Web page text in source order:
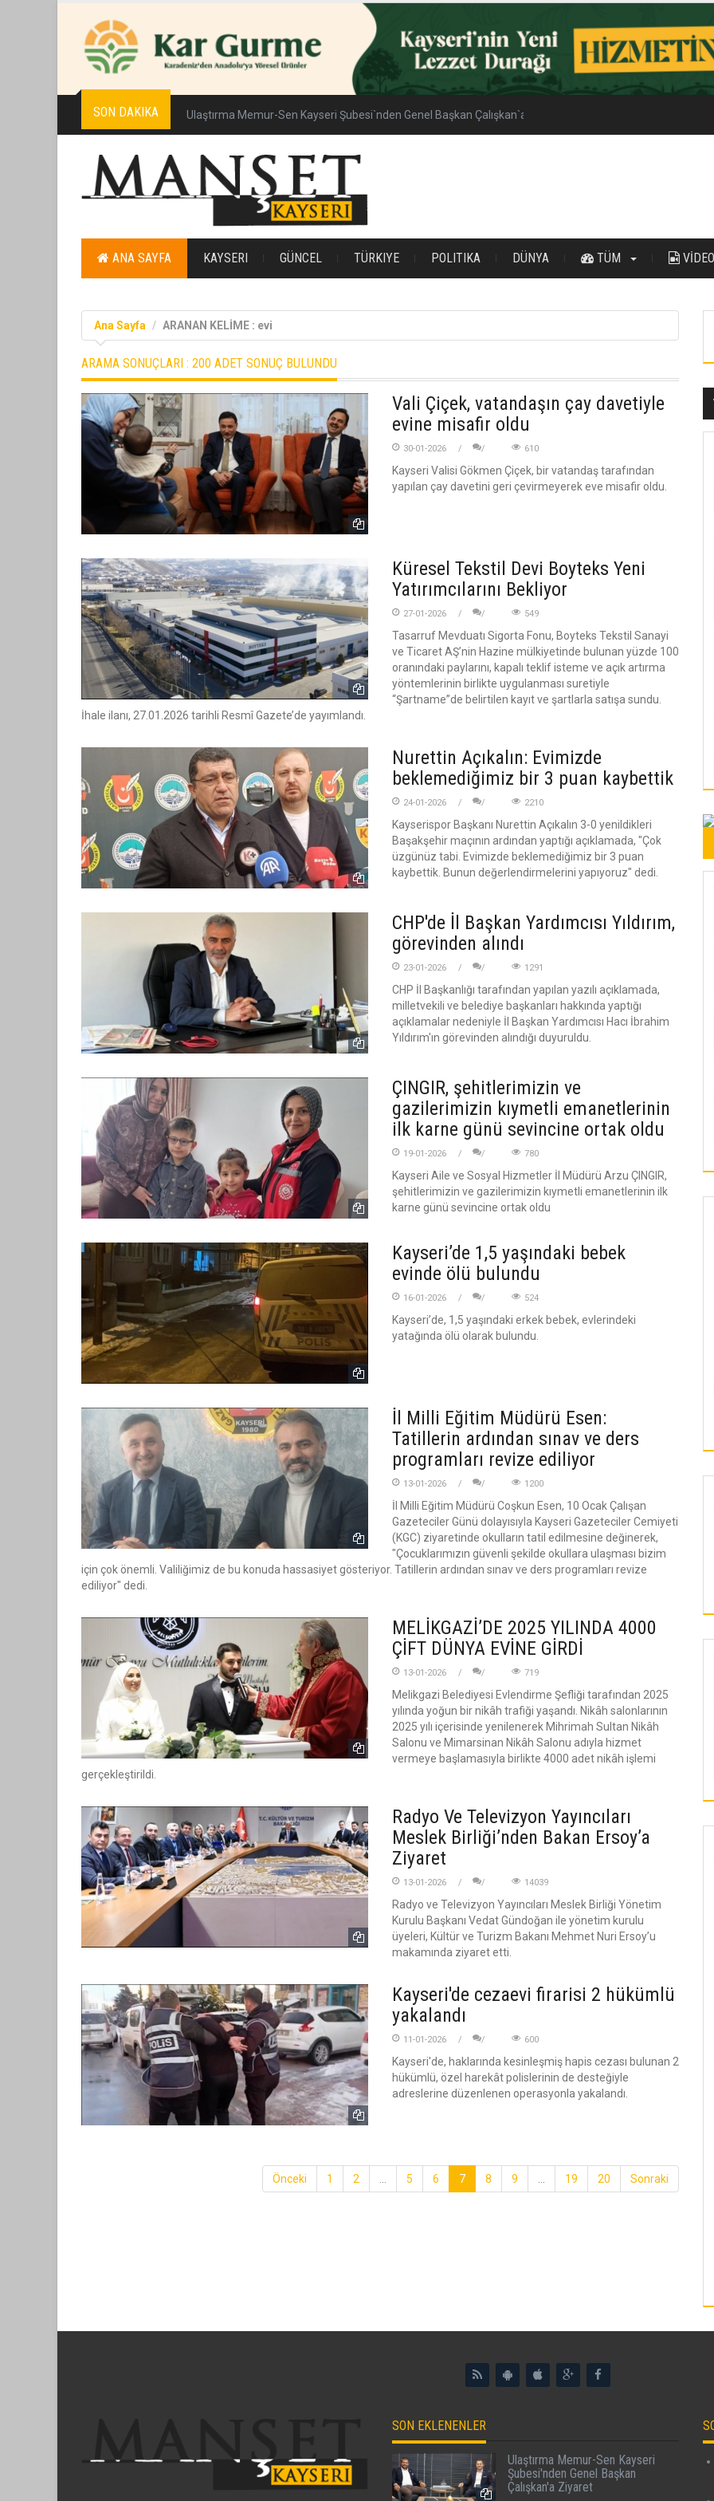
SON DAKIKA Ulaştırma Memur-Sen Kayseri Şubesi`nden Genel Başkan Çalışkan`a Ziyaret
ANA SAYFA KAYSERI GÜNCEL TÜRKIYE POLITIKA DÜNYA TÜM VİDEO
Ana Sayfa ARANAN KELİME : evi
ARAMA SONUÇLARI : 200 ADET SONUÇ BULUNDU
Vali Çiçek, vatandaşın çay davetiyle
evine misafir oldu
30-01-2026 610
Kayseri Valisi Gökmen Çiçek, bir vatandaş tarafından
yapılan çay davetini geri çevirmeyerek eve misafir oldu.
Küresel Tekstil Devi Boyteks Yeni
Yatırımcılarını Bekliyor
27-01-2026 549
Tasarruf Mevduatı Sigorta Fonu, Boyteks Tekstil Sanayi
ve Ticaret AŞ’nin Hazine mülkiyetinde bulunan yüzde 100
oranındaki paylarını, kapalı teklif isteme ve açık artırma
yöntemlerinin birlikte uygulanması suretiyle
“Şartname”de belirtilen kayıt ve şartlarla satışa sundu.
İhale ilanı, 27.01.2026 tarihli Resmî Gazete’de yayımlandı.
Nurettin Açıkalın: Evimizde
beklemediğimiz bir 3 puan kaybettik
24-01-2026 2210
Kayserispor Başkanı Nurettin Açıkalın 3-0 yenildikleri
Başakşehir maçının ardından yaptığı açıklamada, "Çok
üzgünüz tabi. Evimizde beklemediğimiz bir 3 puan
kaybettik. Bunun değerlendirmelerini yapıyoruz" dedi.
CHP'de İl Başkan Yardımcısı Yıldırım,
görevinden alındı
23-01-2026 1291
CHP İl Başkanlığı tarafından yapılan yazılı açıklamada,
milletvekili ve belediye başkanları hakkında yaptığı
açıklamalar nedeniyle İl Başkan Yardımcısı Hacı İbrahim
Yıldırım'ın görevinden alındığı duyuruldu.
ÇINGIR, şehitlerimizin ve
gazilerimizin kıymetli emanetlerinin
ilk karne günü sevincine ortak oldu
19-01-2026 780
Kayseri Aile ve Sosyal Hizmetler İl Müdürü Arzu ÇINGIR,
şehitlerimizin ve gazilerimizin kıymetli emanetlerinin ilk
karne günü sevincine ortak oldu
Kayseri’de 1,5 yaşındaki bebek
evinde ölü bulundu
16-01-2026 524
Kayseri’de, 1,5 yaşındaki erkek bebek, evlerindeki
yatağında ölü olarak bulundu.
İl Milli Eğitim Müdürü Esen:
Tatillerin ardından sınav ve ders
programları revize ediliyor
13-01-2026 1200
İl Milli Eğitim Müdürü Coşkun Esen, 10 Ocak Çalışan
Gazeteciler Günü dolayısıyla Kayseri Gazeteciler Cemiyeti
(KGC) ziyaretinde okulların tatil edilmesine değinerek,
"Çocuklarımızın güvenli şekilde okullara ulaşması bizim
için çok önemli. Valiliğimiz de bu konuda hassasiyet gösteriyor. Tatillerin ardından sınav ve ders programları revize
ediliyor" dedi.
MELİKGAZİ’DE 2025 YILINDA 4000
ÇİFT DÜNYA EVİNE GİRDİ
13-01-2026 719
Melikgazi Belediyesi Evlendirme Şefliği tarafından 2025
yılında yoğun bir nikâh trafiği yaşandı. Nikâh salonlarının
2025 yılı içerisinde yenilenerek Mihrimah Sultan Nikâh
Salonu ve Mimarsinan Nikâh Salonu adıyla hizmet
vermeye başlamasıyla birlikte 4000 adet nikâh işlemi
gerçekleştirildi.
Radyo Ve Televizyon Yayıncıları
Meslek Birliği’nden Bakan Ersoy’a
Ziyaret
13-01-2026 14039
Radyo ve Televizyon Yayıncıları Meslek Birliği Yönetim
Kurulu Başkanı Vedat Gündoğan ile yönetim kurulu
üyeleri, Kültür ve Turizm Bakanı Mehmet Nuri Ersoy’u
makamında ziyaret etti.
Kayseri'de cezaevi firarisi 2 hükümlü
yakalandı
11-01-2026 600
Kayseri'de, haklarında kesinleşmiş hapis cezası bulunan 2
hükümlü, özel harekât polislerinin de desteğiyle
adreslerine düzenlenen operasyonla yakalandı.
Önceki 1 2 5 6 7 8 9 19 20 Sonraki
İLDEM’E YAPILACAK OLAN SOSYAL TESİSTE
SPOR, SAĞLIK VE EĞİTİM BİR ARADA
OLACAK!
SON EKLENENLER
Ulaştırma Memur-Sen Kayseri
Şubesi'nden Genel Başkan
Çalışkan'a Ziyaret